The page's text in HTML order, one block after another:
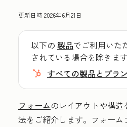
更新日時2026年6月21日
以下の 製品でご利用いた
されている場合を除きます
すべての製品とプラン
フォームのレイアウトや構
法をご紹介します。フォーム